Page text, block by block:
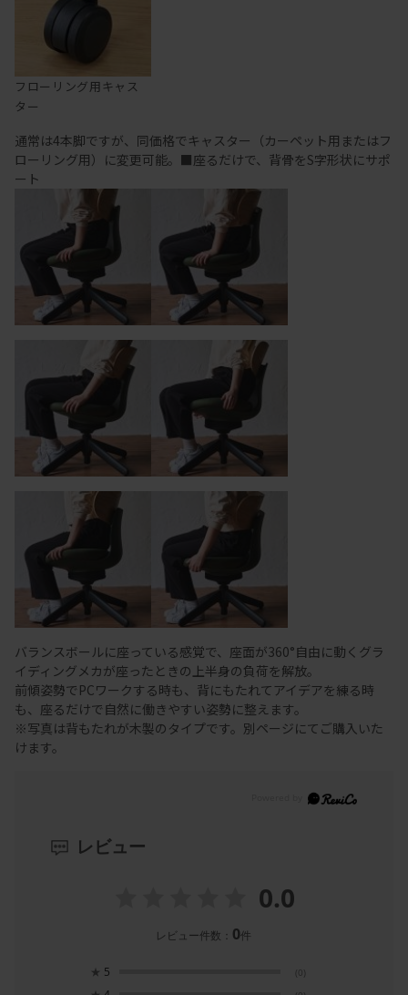
フローリング用キャス
ター
通常は4本脚ですが、同価格でキャスター（カーペット用またはフ
ローリング用）に変更可能。■座るだけで、背骨をS字形状にサポ
ート
バランスボールに座っている感覚で、座面が360°自由に動くグラ
イディングメカが座ったときの上半身の負荷を解放。
前傾姿勢でPCワークする時も、背にもたれてアイデアを練る時
も、座るだけで自然に働きやすい姿勢に整えます。
※写真は背もたれが木製のタイプです。別ページにてご購入いた
けます。
レビュー
0.0
レビュー件数： 0件
★ 5 (0)